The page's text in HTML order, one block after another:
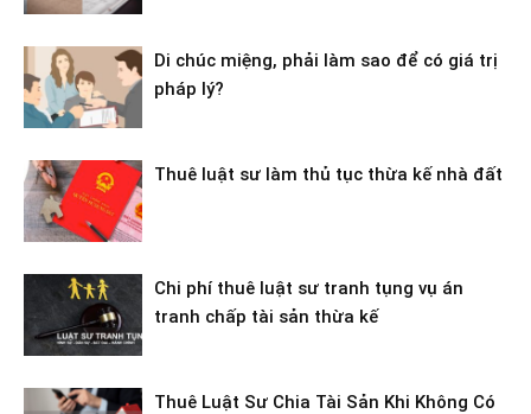
Di chúc miệng, phải làm sao để có giá trị
pháp lý?
Thuê luật sư làm thủ tục thừa kế nhà đất
Chi phí thuê luật sư tranh tụng vụ án
tranh chấp tài sản thừa kế
Thuê Luật Sư Chia Tài Sản Khi Không Có